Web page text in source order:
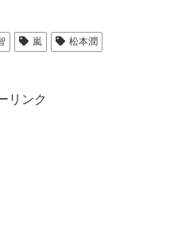
嵐
松本潤
リンク